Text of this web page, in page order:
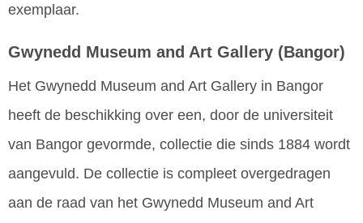
exemplaar.
Gwynedd Museum and Art Gallery (Bangor)
Het Gwynedd Museum and Art Gallery in Bangor
heeft de beschikking over een, door de universiteit
van Bangor gevormde, collectie die sinds 1884 wordt
aangevuld. De collectie is compleet overgedragen
aan de raad van het Gwynedd Museum and Art